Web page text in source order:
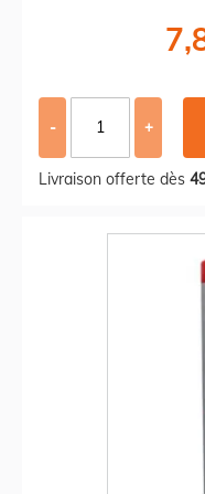
- +
Livraison offerte dès